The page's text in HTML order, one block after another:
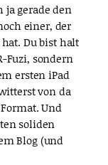
gerade den
einer, der
Du bist halt
Fuzi, sondern
ersten iPad
von da
Und
soliden
Blog (und